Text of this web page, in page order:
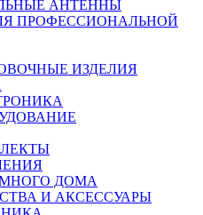
АНТЕННЫ
ПРОФЕССИОНАЛЬНОЙ
ИЗДЕЛИЯ
ДОМА
И АКСЕССУАРЫ